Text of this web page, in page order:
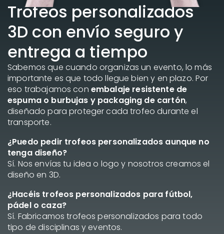
Trofeos personalizados
3D con envío seguro y
entrega a tiempo
Sabemos que cuando organizas un evento, lo más
importante es que todo llegue bien y en plazo. Por
eso trabajamos con embalaje resistente de
espuma o burbujas y packaging de cartón,
diseñado para proteger cada trofeo durante el
transporte.
¿Puedo pedir trofeos personalizados aunque no
tenga diseño?
Sí. Nos envías tu idea o logo y nosotros creamos el
diseño en 3D.
¿Hacéis trofeos personalizados para fútbol,
pádel o caza?
Sí. Fabricamos trofeos personalizados para todo
tipo de disciplinas y eventos.